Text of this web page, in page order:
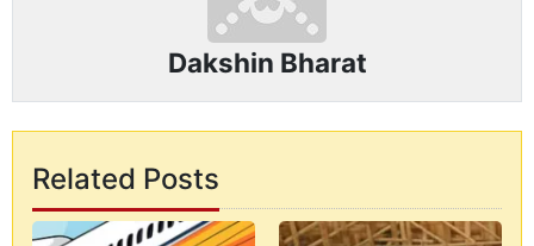
Dakshin Bharat
Related Posts